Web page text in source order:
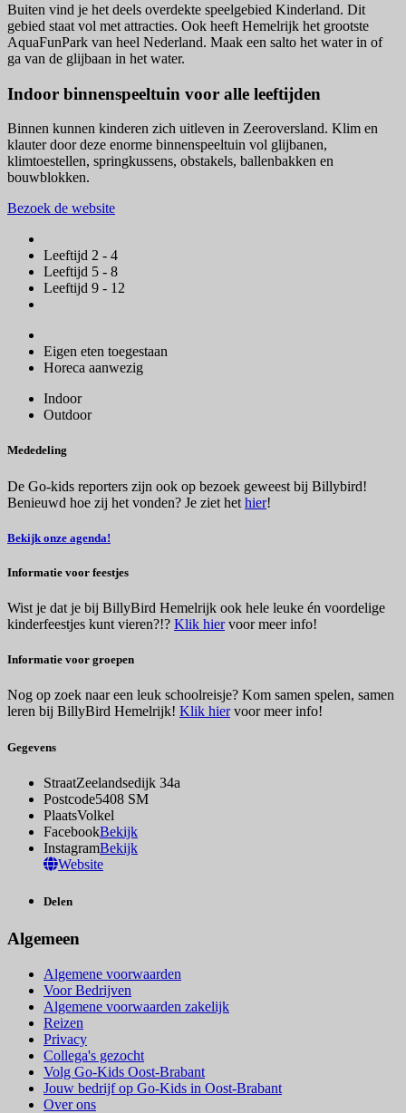
Buiten vind je het deels overdekte speelgebied Kinderland. Dit
gebied staat vol met attracties. Ook heeft Hemelrijk het grootste
AquaFunPark van heel Nederland. Maak een salto het water in of
ga van de glijbaan in het water.
Indoor binnenspeeltuin voor alle leeftijden
Binnen kunnen kinderen zich uitleven in Zeeroversland. Klim en
klauter door deze enorme binnenspeeltuin vol glijbanen,
klimtoestellen, springkussens, obstakels, ballenbakken en
bouwblokken.
Bezoek de website
Leeftijd 2 - 4
Leeftijd 5 - 8
Leeftijd 9 - 12
Eigen eten toegestaan
Horeca aanwezig
Indoor
Outdoor
Mededeling
De Go-kids reporters zijn ook op bezoek geweest bij Billybird!
Benieuwd hoe zij het vonden? Je ziet het hier!
Bekijk onze agenda!
Informatie voor feestjes
Wist je dat je bij BillyBird Hemelrijk ook hele leuke én voordelige
kinderfeestjes kunt vieren?!? Klik hiervoor meer info!
Informatie voor groepen
Nog op zoek naar een leuk schoolreisje? Kom samen spelen, samen
leren bij BillyBird Hemelrijk! Klik hiervoor meer info!
Gegevens
StraatZeelandsedijk 34a
Postcode5408 SM
PlaatsVolkel
FacebookBekijk
InstagramBekijk
Website
Delen
Algemeen
Algemene voorwaarden
Voor Bedrijven
Algemene voorwaarden zakelijk
Reizen
Privacy
Collega's gezocht
Volg Go-Kids Oost-Brabant
Jouw bedrijf op Go-Kids in Oost-Brabant
Over ons